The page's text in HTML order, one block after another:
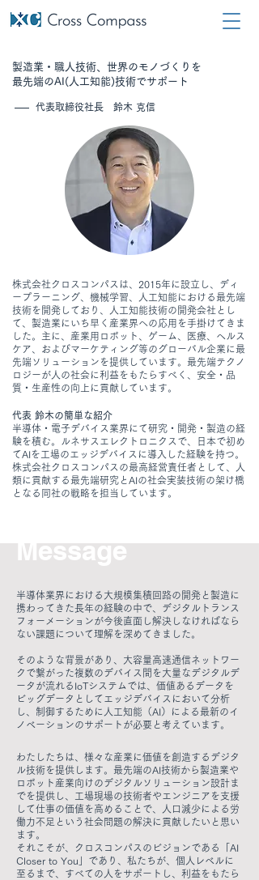
製造業・職人技術、世界のモノづくりを
最先端のAI(人工知能)技術でサポート
代表取締役社長 鈴木 克信
株式会社クロスコンパスは、2015年に設立し、ディ
ープラーニング、機械学習、人工知能における最先端
技術を開発しており、人工知能技術の開発会社とし
て、製造業にいち早く産業界への応用を手掛けてきま
した。主に、産業用ロボット、ゲーム、医療、ヘルス
ケア、およびマーケティング等のグローバル企業に最
先端ソリューションを提供しています。最先端テクノ
ロジーが人の社会に利益をもたらすべく、安全・品
質・生産性の向上に貢献しています。
代表 鈴木の簡単な紹介
半導体・電子デバイス業界にて研究・開発・製造の経
験を積む。ルネサスエレクトロニクスで、日本で初め
てAIを工場のエッジデバイスに導入した経験を持つ。
株式会社クロスコンパスの最高経営責任者として、人
類に貢献する最先端研究とAIの社会実装技術の架け橋
となる同社の戦略を担当しています。
Message
半導体業界における大規模集積回路の開発と製造に
携わってきた長年の経験の中で、デジタルトランス
フォーメーションが今後直面し解決しなければなら
ない課題について理解を深めてきました。
そのような背景があり、大容量高速通信ネットワー
クで繋がった複数のデバイス間を大量なデジタルデ
ータが流れるIoTシステムでは、価値あるデータを
ビッグデータとしてエッジデバイスにおいて分析
し、制御するために人工知能（AI）による最新のイ
ノベーションのサポートが必要と考えています。
わたしたちは、様々な産業に価値を創造するデジタ
ル技術を提供します。最先端のAI技術から製造業や
ロボット産業向けのデジタルソリューション設計ま
でを提供し、工場現場の技術者やエンジニアを支援
して仕事の価値を高めることで、人口減少による労
働力不足という社会問題の解決に貢献したいと思い
ます。
それこそが、クロスコンパスのビジョンである「AI
Closer to You」であり、私たちが、個人レベルに
至るまで、すべての人をサポートし、利益をもたら